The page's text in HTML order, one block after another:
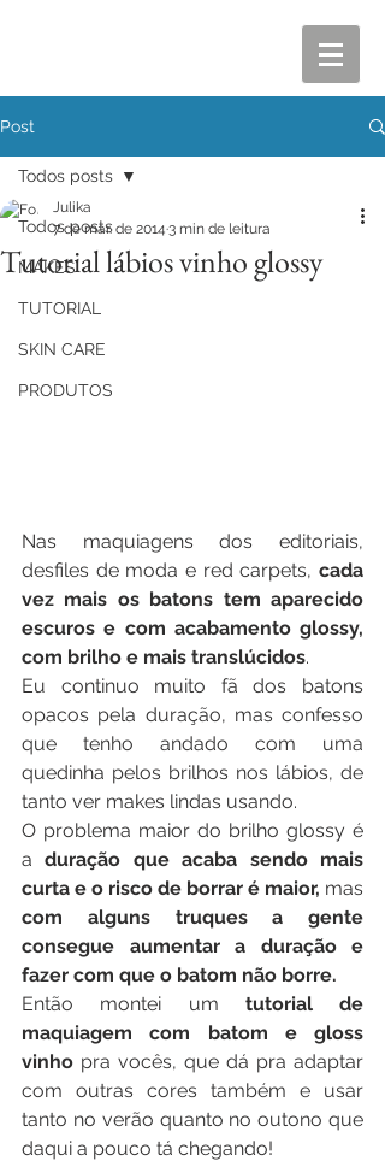
Post
Todos posts
MAKES
TUTORIAL
SKIN CARE
PRODUTOS
Todos posts
Tutorial lábios vinho glossy
Julika
7 de mar. de 2014 3 min de leitura
Nas maquiagens dos editoriais,
desfiles de moda e red carpets, cada
vez mais os batons tem aparecido
escuros e com acabamento glossy,
com brilho e mais translúcidos.
Eu continuo muito fã dos batons
opacos pela duração, mas confesso
que tenho andado com uma
quedinha pelos brilhos nos lábios, de
tanto ver makes lindas usando.
O problema maior do brilho glossy é
a duração que acaba sendo mais
curta e o risco de borrar é maior, mas
com alguns truques a gente
consegue aumentar a duração e
fazer com que o batom não borre.
Então montei um tutorial de
maquiagem com batom e gloss
vinho pra vocês, que dá pra adaptar
com outras cores também e usar
tanto no verão quanto no outono que
daqui a pouco tá chegando!